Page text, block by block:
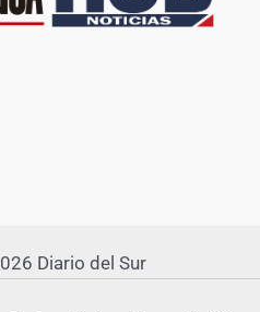
Diario del Sur